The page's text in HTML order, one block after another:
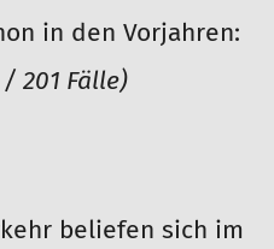
in den Vorjahren:
201 Fälle)
beliefen sich im